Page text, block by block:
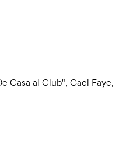
Casa al Club", Gaël Faye,